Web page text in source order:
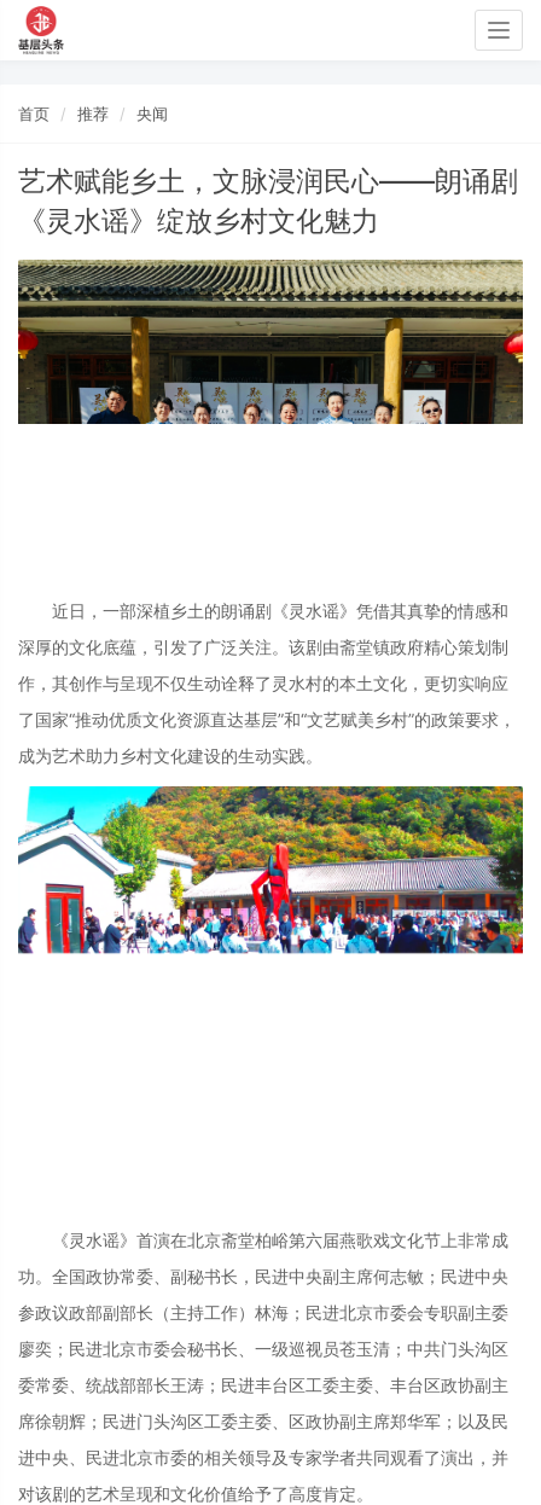
首页 推荐 央闻
艺术赋能乡土，文脉浸润民心——朗诵剧
《灵水谣》绽放乡村文化魅力
近日，一部深植乡土的朗诵剧《灵水谣》凭借其真挚的情感和
深厚的文化底蕴，引发了广泛关注。该剧由斋堂镇政府精心策划制
作，其创作与呈现不仅生动诠释了灵水村的本土文化，更切实响应
了国家“推动优质文化资源直达基层”和“文艺赋美乡村”的政策要求，
成为艺术助力乡村文化建设的生动实践。
《灵水谣》首演在北京斋堂柏峪第六届燕歌戏文化节上非常成
功。全国政协常委、副秘书长，民进中央副主席何志敏；民进中央
参政议政部副部长（主持工作）林海；民进北京市委会专职副主委
廖奕；民进北京市委会秘书长、一级巡视员苍玉清；中共门头沟区
委常委、统战部部长王涛；民进丰台区工委主委、丰台区政协副主
席徐朝辉；民进门头沟区工委主委、区政协副主席郑华军；以及民
进中央、民进北京市委的相关领导及专家学者共同观看了演出，并
对该剧的艺术呈现和文化价值给予了高度肯定。